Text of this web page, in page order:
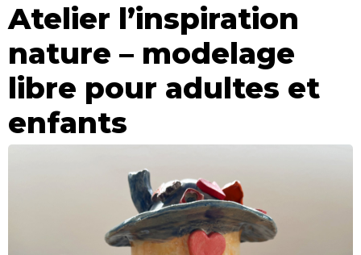
Atelier l’inspiration
nature – modelage
libre pour adultes et
enfants